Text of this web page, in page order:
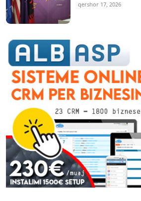
qershor 17, 2026